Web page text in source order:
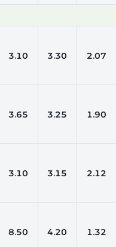
3.10 3.30 2.07
3.65 3.25 1.90
3.10 3.15 2.12
8.50 4.20 1.32